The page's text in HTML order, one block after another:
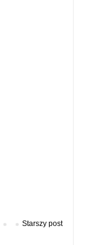
Starszy post